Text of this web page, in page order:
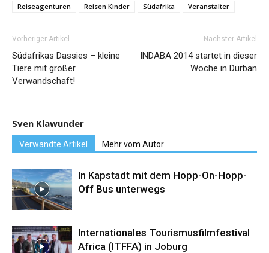
Reiseagenturen
Reisen Kinder Südafrika Veranstalter
Vorheriger Artikel
Südafrikas Dassies – kleine
Tiere mit großer
Verwandschaft!
Nächster Artikel
INDABA 2014 startet in dieser
Woche in Durban
Sven Klawunder
Verwandte Artikel Mehr vom Autor
In Kapstadt mit dem Hopp-On-Hopp-
Off Bus unterwegs
Internationales Tourismusfilmfestival
Africa (ITFFA) in Joburg